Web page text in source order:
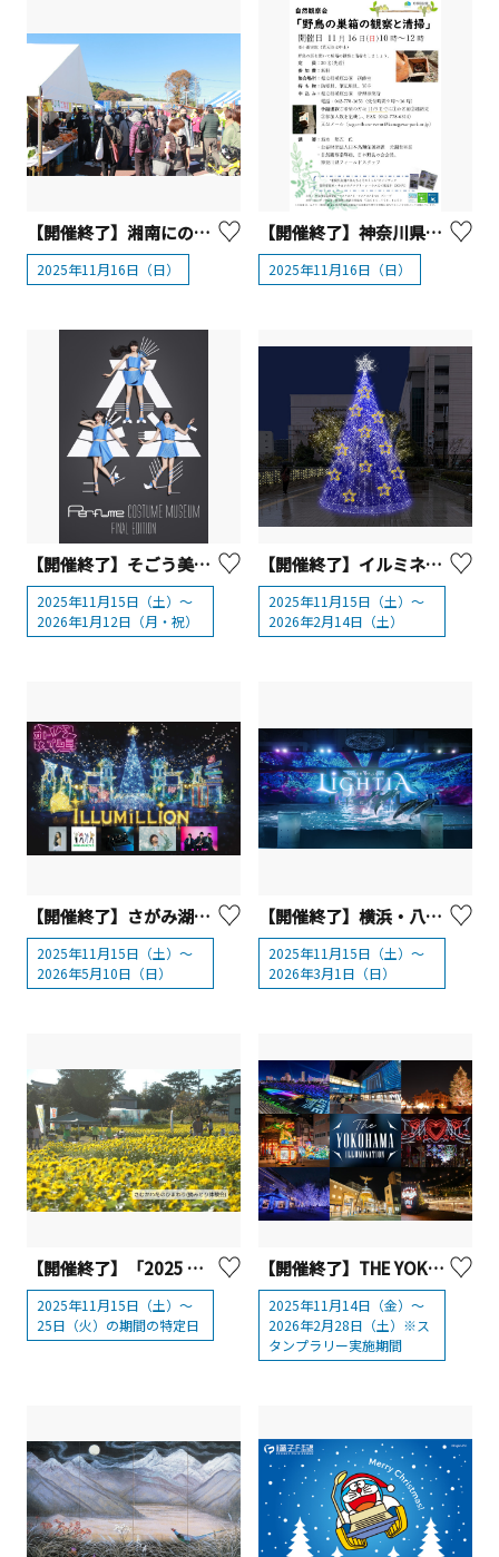
【開催終了】湘南にのみやふるさとまつり
2025年11月16日（日）
【開催終了】神奈川県立相模原公園 自然観察会「野鳥の巣箱の観察と清掃」
2025年11月16日（日）
【開催終了】そごう美術館 「Perfume COSTUME MUSEUM FINAL EDITION」
2025年11月15日（土）～
2026年1月12日（月・祝）
【開催終了】イルミネーションイベント「kirara@アートしんゆり2025」【川崎市】
2025年11月15日（土）～
2026年2月14日（土）
【開催終了】さがみ湖MORIMORI 「さがみ湖イルミリオン」
2025年11月15日（土）～
2026年5月10日（日）
【開催終了】横浜・八景島シーパラダイス「LIGHTIA～七色のキセキ～」
2025年11月15日（土）～
2026年3月1日（日）
【開催終了】「2025 さむかわ冬のひまわり」
2025年11月15日（土）～
25日（火）の期間の特定日
【開催終了】THE YOKOHAMA ILLUMINATION
2025年11月14日（金）～
2026年2月28日（土）※ス
タンプラリー実施期間